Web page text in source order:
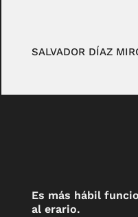
SALVADOR DÍAZ
Es más hábil
al erario.